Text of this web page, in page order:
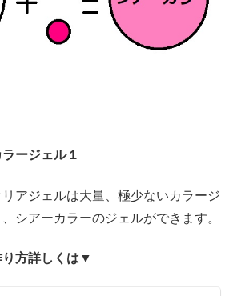
ージェル１
アジェルは大量、極少ないカラージ
シアーカラーのジェルができます。
方詳しくは▼